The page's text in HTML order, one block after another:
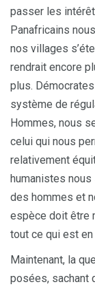
passer les
Panafricains
nos villages
rendrait encore
plus.
système de
Hommes, nous
celui qui nous
relativement
humanistes
des hommes et
espèce doit être
tout ce qui est
Maintenant, la
posées, sachant